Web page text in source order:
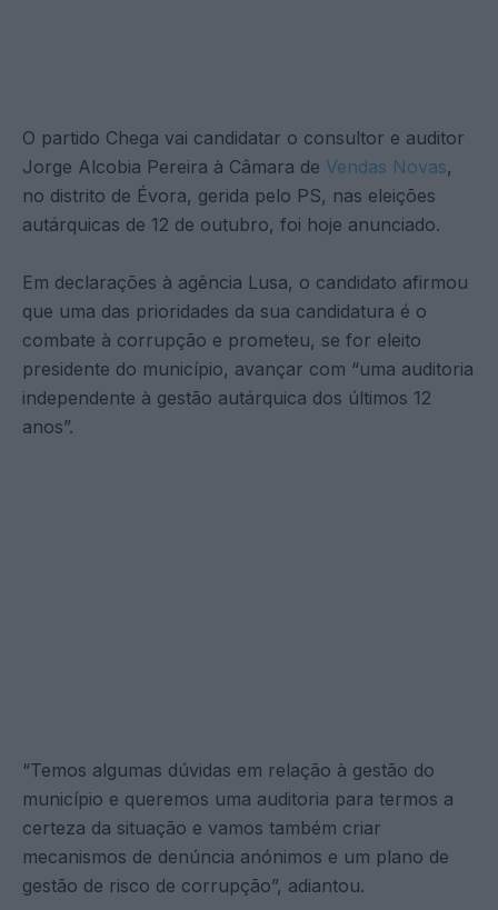
O partido Chega vai candidatar o consultor e auditor
Jorge Alcobia Pereira à Câmara de Vendas Novas,
no distrito de Évora, gerida pelo PS, nas eleições
autárquicas de 12 de outubro, foi hoje anunciado.
Em declarações à agência Lusa, o candidato afirmou
que uma das prioridades da sua candidatura é o
combate à corrupção e prometeu, se for eleito
presidente do município, avançar com “uma auditoria
independente à gestão autárquica dos últimos 12
anos”.
“Temos algumas dúvidas em relação à gestão do
município e queremos uma auditoria para termos a
certeza da situação e vamos também criar
mecanismos de denúncia anónimos e um plano de
gestão de risco de corrupção”, adiantou.